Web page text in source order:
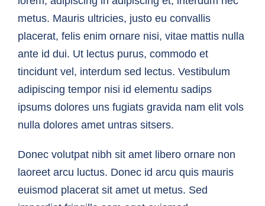
metus. Mauris ultricies, justo eu convallis
placerat, felis enim ornare nisi, vitae mattis nulla
ante id dui. Ut lectus purus, commodo et
tincidunt vel, interdum sed lectus. Vestibulum
adipiscing tempor nisi id elementu sadips
ipsums dolores uns fugiats gravida nam elit vols
nulla dolores amet untras sitsers.
Donec volutpat nibh sit amet libero ornare non
laoreet arcu luctus. Donec id arcu quis mauris
euismod placerat sit amet ut metus. Sed